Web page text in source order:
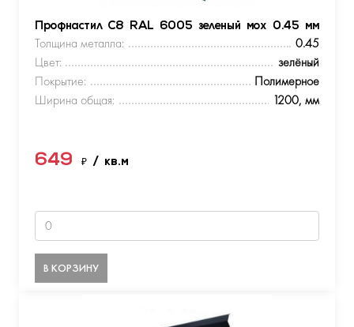
Профнастил С8 RAL 6005 зеленый мох 0.45 мм
Толщина металла:
0.45
Цвет:
зелёный
Покрытие:
Полимерное
Ширина общая:
1200, мм
649 ₽ / кв.м
В КОРЗИНУ